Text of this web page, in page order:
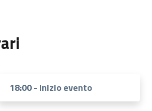
18:00 - Inizio evento